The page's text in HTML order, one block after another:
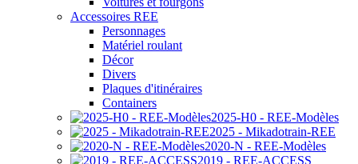
Accessoires REE
Personnages
Matériel roulant
Décor
Divers
Plaques d'itinéraires
Containers
2025-H0 - REE-Modèles
2025 - Mikadotrain-REE
2020-N - REE-Modèles
2019 - REE-ACCESS